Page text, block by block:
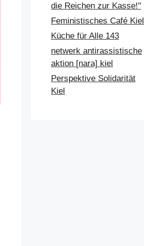
die Reichen zur Kasse!"
Feministisches Café Kiel
Küche für Alle 143
netwerk antirassistische
aktion [nara] kiel
Perspektive Solidarität
Kiel